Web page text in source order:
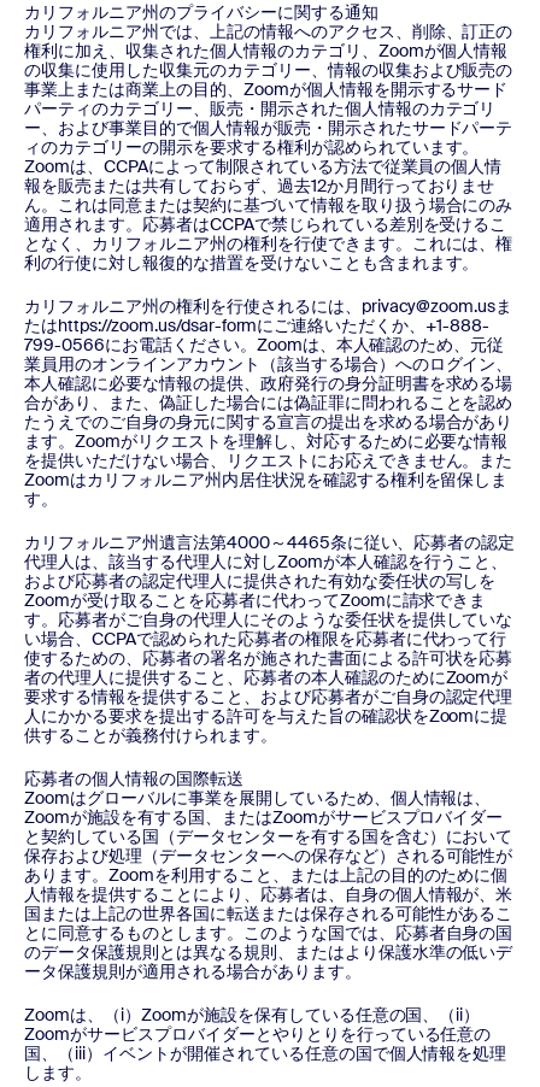
カリフォルニア州のプライバシーに関する通知
カリフォルニア州では、上記の情報へのアクセス、削除、訂正の
権利に加え、収集された個人情報のカテゴリ、Zoomが個人情報
の収集に使用した収集元のカテゴリー、情報の収集および販売の
事業上または商業上の目的、Zoomが個人情報を開示するサード
パーティのカテゴリー、販売・開示された個人情報のカテゴリ
ー、および事業目的で個人情報が販売・開示されたサードパーテ
ィのカテゴリーの開示を要求する権利が認められています。
Zoomは、CCPAによって制限されている方法で従業員の個人情
報を販売または共有しておらず、過去12か月間行っておりませ
ん。これは同意または契約に基づいて情報を取り扱う場合にのみ
適用されます。応募者はCCPAで禁じられている差別を受けるこ
となく、カリフォルニア州の権利を行使できます。これには、権
利の行使に対し報復的な措置を受けないことも含まれます。
カリフォルニア州の権利を行使されるには、privacy@zoom.usま
たはhttps://zoom.us/dsar-formにご連絡いただくか、+1-888-
799-0566にお電話ください。Zoomは、本人確認のため、元従
業員用のオンラインアカウント（該当する場合）へのログイン、
本人確認に必要な情報の提供、政府発行の身分証明書を求める場
合があり、また、偽証した場合には偽証罪に問われることを認め
たうえでのご自身の身元に関する宣言の提出を求める場合があり
ます。Zoomがリクエストを理解し、対応するために必要な情報
を提供いただけない場合、リクエストにお応えできません。また
Zoomはカリフォルニア州内居住状況を確認する権利を留保しま
す。
カリフォルニア州遺言法第4000～4465条に従い、応募者の認定
代理人は、該当する代理人に対しZoomが本人確認を行うこと、
および応募者の認定代理人に提供された有効な委任状の写しを
Zoomが受け取ることを応募者に代わってZoomに請求できま
す。応募者がご自身の代理人にそのような委任状を提供していな
い場合、CCPAで認められた応募者の権限を応募者に代わって行
使するための、応募者の署名が施された書面による許可状を応募
者の代理人に提供すること、応募者の本人確認のためにZoomが
要求する情報を提供すること、および応募者がご自身の認定代理
人にかかる要求を提出する許可を与えた旨の確認状をZoomに提
供することが義務付けられます。
応募者の個人情報の国際転送
Zoomはグローバルに事業を展開しているため、個人情報は、
Zoomが施設を有する国、またはZoomがサービスプロバイダー
と契約している国（データセンターを有する国を含む）において
保存および処理（データセンターへの保存など）される可能性が
あります。Zoomを利用すること、または上記の目的のために個
人情報を提供することにより、応募者は、自身の個人情報が、米
国または上記の世界各国に転送または保存される可能性があるこ
とに同意するものとします。このような国では、応募者自身の国
のデータ保護規則とは異なる規則、またはより保護水準の低いデ
ータ保護規則が適用される場合があります。
Zoomは、（i）Zoomが施設を保有している任意の国、（ii）
Zoomがサービスプロバイダーとやりとりを行っている任意の
国、（iii）イベントが開催されている任意の国で個人情報を処理
します。